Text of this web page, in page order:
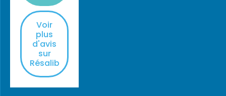
Voir
plus
d'avis
sur
Résalib